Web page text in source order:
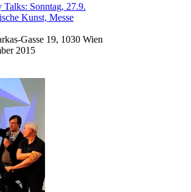
Talks: Sonntag, 27.9.
Kunst, Messe
Gasse 19, 1030 Wien
2015